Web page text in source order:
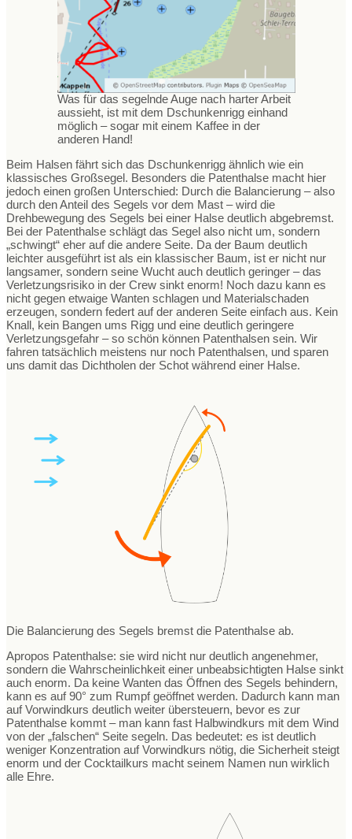
Was für das segelnde Auge nach harter Arbeit
aussieht, ist mit dem Dschunkenrigg einhand
möglich – sogar mit einem Kaffee in der
anderen Hand!
Beim Halsen fährt sich das Dschunkenrigg ähnlich wie ein
klassisches Großsegel. Besonders die Patenthalse macht hier
jedoch einen großen Unterschied: Durch die Balancierung – also
durch den Anteil des Segels vor dem Mast – wird die
Drehbewegung des Segels bei einer Halse deutlich abgebremst.
Bei der Patenthalse schlägt das Segel also nicht um, sondern
„schwingt“ eher auf die andere Seite. Da der Baum deutlich
leichter ausgeführt ist als ein klassischer Baum, ist er nicht nur
langsamer, sondern seine Wucht auch deutlich geringer – das
Verletzungsrisiko in der Crew sinkt enorm! Noch dazu kann es
nicht gegen etwaige Wanten schlagen und Materialschaden
erzeugen, sondern federt auf der anderen Seite einfach aus. Kein
Knall, kein Bangen ums Rigg und eine deutlich geringere
Verletzungsgefahr – so schön können Patenthalsen sein. Wir
fahren tatsächlich meistens nur noch Patenthalsen, und sparen
uns damit das Dichtholen der Schot während einer Halse.
Die Balancierung des Segels bremst die Patenthalse ab.
Apropos Patenthalse: sie wird nicht nur deutlich angenehmer,
sondern die Wahrscheinlichkeit einer unbeabsichtigten Halse sinkt
auch enorm. Da keine Wanten das Öffnen des Segels behindern,
kann es auf 90° zum Rumpf geöffnet werden. Dadurch kann man
auf Vorwindkurs deutlich weiter übersteuern, bevor es zur
Patenthalse kommt – man kann fast Halbwindkurs mit dem Wind
von der „falschen“ Seite segeln. Das bedeutet: es ist deutlich
weniger Konzentration auf Vorwindkurs nötig, die Sicherheit steigt
enorm und der Cocktailkurs macht seinem Namen nun wirklich
alle Ehre.